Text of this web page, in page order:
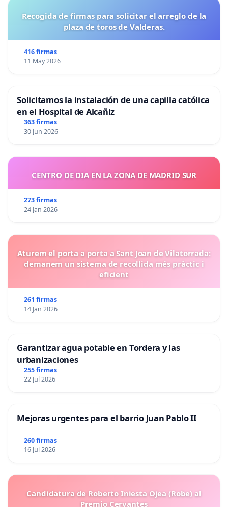
Recogida de firmas para solicitar el arreglo de la
plaza de toros de Valderas.
416 firmas
11 May 2026
Solicitamos la instalación de una capilla católica
en el Hospital de Alcañiz
363 firmas
30 Jun 2026
CENTRO DE DIA EN LA ZONA DE MADRID SUR
273 firmas
24 Jan 2026
Aturem el porta a porta a Sant Joan de Vilatorrada:
demanem un sistema de recollida més pràctic i
eficient
261 firmas
14 Jan 2026
Garantizar agua potable en Tordera y las
urbanizaciones
255 firmas
22 Jul 2026
Mejoras urgentes para el barrio Juan Pablo II
260 firmas
16 Jul 2026
Candidatura de Roberto Iniesta Ojea (Robe) al
Premio Cervantes